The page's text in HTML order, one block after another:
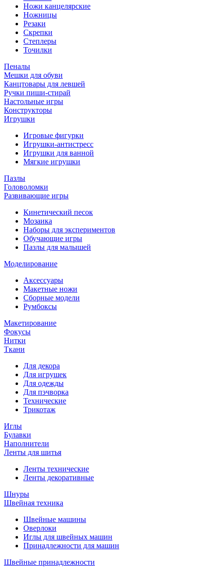
Ножи канцелярские
Ножницы
Резаки
Скрепки
Степлеры
Точилки
Пеналы
Мешки для обуви
Канцтовары для левшей
Ручки пиши-стирай
Настольные игры
Конструкторы
Игрушки
Игровые фигурки
Игрушки-антистресс
Игрушки для ванной
Мягкие игрушки
Пазлы
Головоломки
Развивающие игры
Кинетический песок
Мозаика
Наборы для экспериментов
Обучающие игры
Пазлы для малышей
Моделирование
Аксессуары
Макетные ножи
Сборные модели
Румбоксы
Макетирование
Фокусы
Нитки
Ткани
Для декора
Для игрушек
Для одежды
Для пэчворка
Технические
Трикотаж
Иглы
Булавки
Наполнители
Ленты для шитья
Ленты технические
Ленты декоративные
Шнуры
Швейная техника
Швейные машины
Оверлоки
Иглы для швейных машин
Принадлежности для машин
Швейные принадлежности